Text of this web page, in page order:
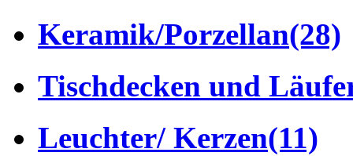
Keramik/Porzellan(28)
Tischdecken und
Leuchter/ Kerzen(11)